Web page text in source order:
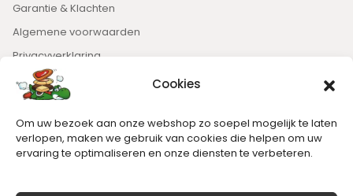
Cookies
Om uw bezoek aan onze webshop zo soepel mogelijk te laten
verlopen, maken we gebruik van cookies die helpen om uw
ervaring te optimaliseren en onze diensten te verbeteren.
Garantie & Klachten
Algemene voorwaarden
Privacyverklaring
Nieuwsbrief
Blijft op de hoogte van het laatste nieuws.